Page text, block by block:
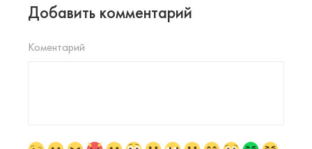
Добавить комментарий
Коментарий